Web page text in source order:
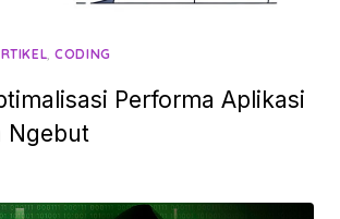
,CODING
Performa Aplikasi
Ngebut